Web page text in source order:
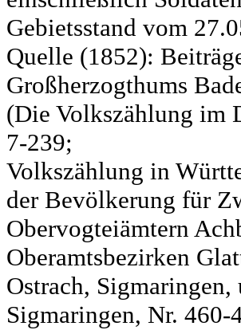
Gebietsstand vom
Quelle (1852):
Großherzogthums
(Die Volkszählung im
7-239;
Volkszählung in
der Bevölkerung für
Obervogteiämtern
Oberamtsbezirken
Ostrach,
Sigmaringen, Nr. 460-